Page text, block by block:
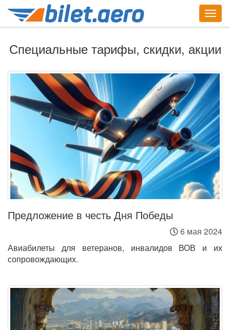
Специальные тарифы, скидки, акции
Предложение в честь Дня Победы
6 мая 2024
Авиабилеты для ветеранов, инвалидов ВОВ и их
сопровождающих.